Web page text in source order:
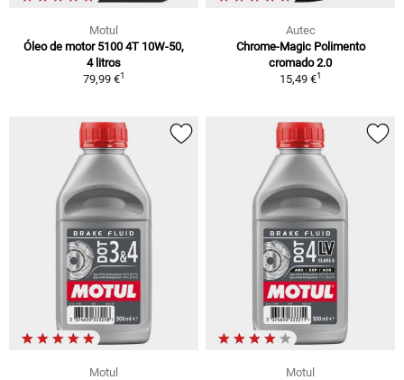
Motul
Óleo de motor 5100 4T 10W-50,
4 litros
79,99 €1
Autec
Chrome-Magic Polimento
cromado 2.0
15,49 €1
Motul
Motul